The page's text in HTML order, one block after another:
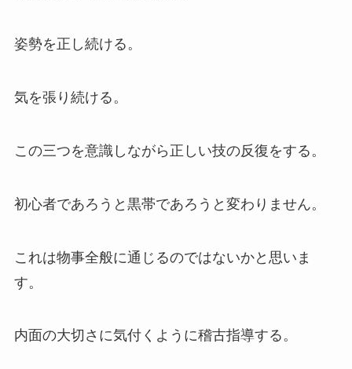
姿勢を正し続ける。
気を張り続ける。
この三つを意識しながら正しい技の反復をする。
初心者であろうと黒帯であろうと変わりません。
これは物事全般に通じるのではないかと思いま
す。
内面の大切さに気付くように稽古指導する。